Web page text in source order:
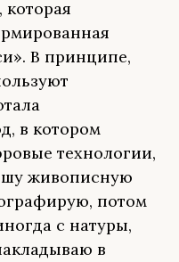
В принципе,
в котором
технологии,
живописную
потом
с натуры,
в